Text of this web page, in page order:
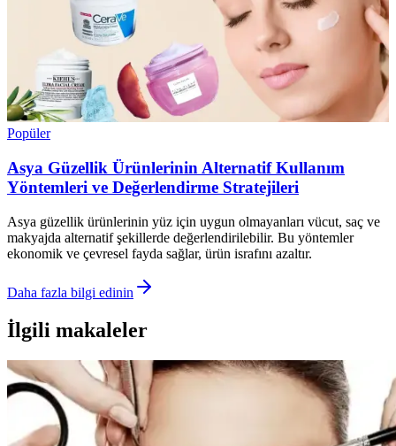
Popüler
Asya Güzellik Ürünlerinin Alternatif Kullanım
Yöntemleri ve Değerlendirme Stratejileri
Asya güzellik ürünlerinin yüz için uygun olmayanları vücut, saç ve
makyajda alternatif şekillerde değerlendirilebilir. Bu yöntemler
ekonomik ve çevresel fayda sağlar, ürün israfını azaltır.
Daha fazla bilgi edinin
İlgili makaleler